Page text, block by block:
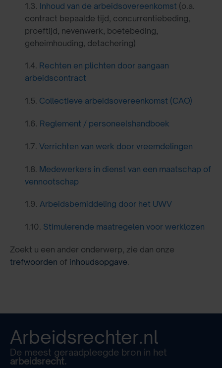
1.3. Inhoud van de arbeidsovereenkomst (o.a.
contract bepaalde tijd, concurrentiebeding,
proeftijd, nevenwerk, boetebeding,
geheimhouding, detachering)
1.4. Rechten en plichten door aangaan
arbeidscontract
1.5. Collectieve arbeidsovereenkomst (CAO)
1.6. Reglement / personeelshandboek
1.7. Verrichten van werk door vreemdelingen
1.8. Medewerkers in dienst van een maatschap of
vennootschap
1.9. Arbeidsbemiddeling door het UWV
1.10. Stimulerende maatregelen voor werklozen
Zoekt u een ander onderwerp, zie dan onze
trefwoorden of inhoudsopgave.
Arbeidsrechter.nl
De meest geraadpleegde bron in het
arbeidsrecht.